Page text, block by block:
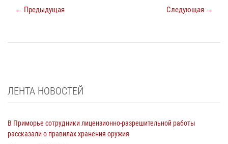
← Предыдущая Следующая →
ЛЕНТА НОВОСТЕЙ
В Приморье сотрудники лицензионно-разрешительной работы
рассказали о правилах хранения оружия